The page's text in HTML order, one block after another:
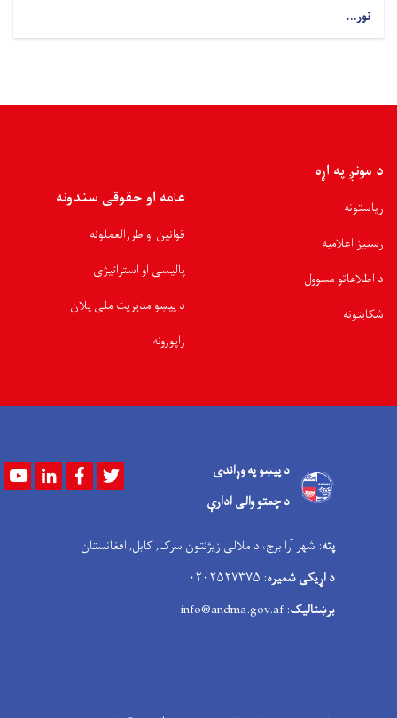
نور...
د مونږ په اړه
ریاستونه
رسنیز اعلامیه
د اطلاعاتو مسوول
شکایتونه
عامه او حقوقی سندونه
قوانین او طرزالعملونه
پالیسی او استراتیژی
د پیښو مدیریت ملی پلان
راپورونه
د پیښو په وړاندی
د چمتو والی ادارې
YoutubeLinkedInFacebook
پته: شهر آرا برج، د ملالی زیژنتون سرک, کابل, افغانستان
د اړیکی شمیره: ۰۲۰۲۵۲۷۳۷۵
برښنالیک: info@andma.gov.af